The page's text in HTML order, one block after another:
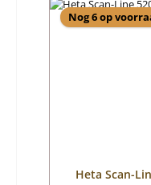
Nog 6 op
Heta Scan-